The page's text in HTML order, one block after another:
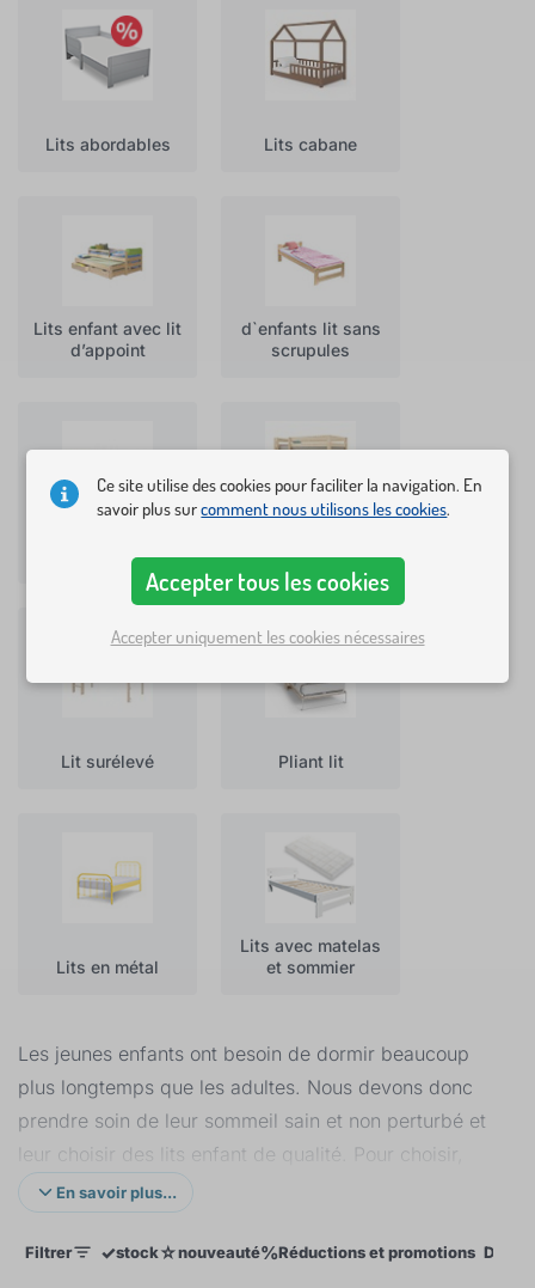
Lits abordables Lits cabane
Lits enfant avec lit
d’appoint
d`enfants lit sans
scrupules
Lits voiture Lits superposés
Lit surélevé Pliant lit
Lits en métal
Lits avec matelas
et sommier
Les jeunes enfants ont besoin de dormir beaucoup
plus longtemps que les adultes. Nous devons donc
prendre soin de leur sommeil sain et non perturbé et
leur choisir des lits enfant de qualité. Pour choisir,
deux critères sont particulièrement importants : l’âge
2 à 3 ans, les enfants devraient dormir dans un lit
En savoir plus...
Filtrer ✓stock☆nouveauté%Réductions et promotions
Ce site utilise des cookies pour faciliter la navigation. En
savoir plus surcomment nous utilisons les cookies.
Accepter tous les cookies
Accepter uniquement les cookies nécessaires